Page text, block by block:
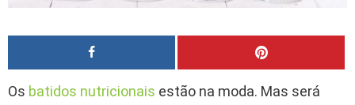
Os batidos nutricionais estão na moda. Mas será